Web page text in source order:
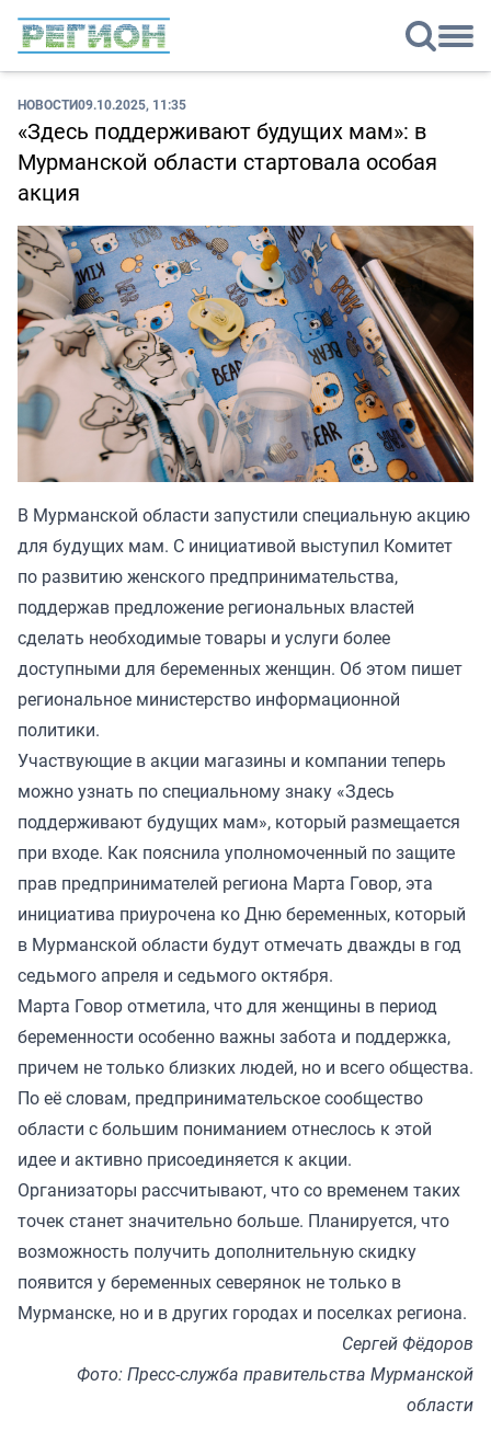
НОВОСТИ09.10.2025, 11:35
«Здесь поддерживают будущих мам»: в
Мурманской области стартовала особая
акция
В Мурманской области запустили специальную акцию
для будущих мам. С инициативой выступил Комитет
по развитию женского предпринимательства,
поддержав предложение региональных властей
сделать необходимые товары и услуги более
доступными для беременных женщин. Об этом пишет
региональное министерство информационной
политики.
Участвующие в акции магазины и компании теперь
можно узнать по специальному знаку «Здесь
поддерживают будущих мам», который размещается
при входе. Как пояснила уполномоченный по защите
прав предпринимателей региона Марта Говор, эта
инициатива приурочена ко Дню беременных, который
в Мурманской области будут отмечать дважды в год
седьмого апреля и седьмого октября.
Марта Говор отметила, что для женщины в период
беременности особенно важны забота и поддержка,
причем не только близких людей, но и всего общества.
По её словам, предпринимательское сообщество
области с большим пониманием отнеслось к этой
идее и активно присоединяется к акции.
Организаторы рассчитывают, что со временем таких
точек станет значительно больше. Планируется, что
возможность получить дополнительную скидку
появится у беременных северянок не только в
Мурманске, но и в других городах и поселках региона.
Сергей Фёдоров
Фото: Пресс-служба правительства Мурманской
области